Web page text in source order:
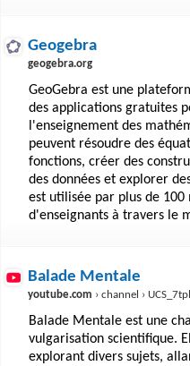
Geogebra
geogebra.org
GeoGebra est une
des applications gratuites
l'enseignement des
peuvent résoudre des
fonctions, créer des
des données et explorer
est utilisée par plus de
d'enseignants à travers le
Balade Mentale
youtube.com › channel ›
Balade Mentale est une
vulgarisation scientifique.
explorant divers sujets,